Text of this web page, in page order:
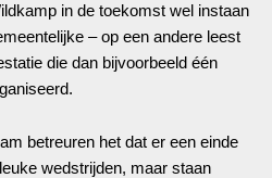
in de toekomst wel instaan
– op een andere leest
die dan bijvoorbeeld één
betreuren het dat er een einde
wedstrijden, maar staan